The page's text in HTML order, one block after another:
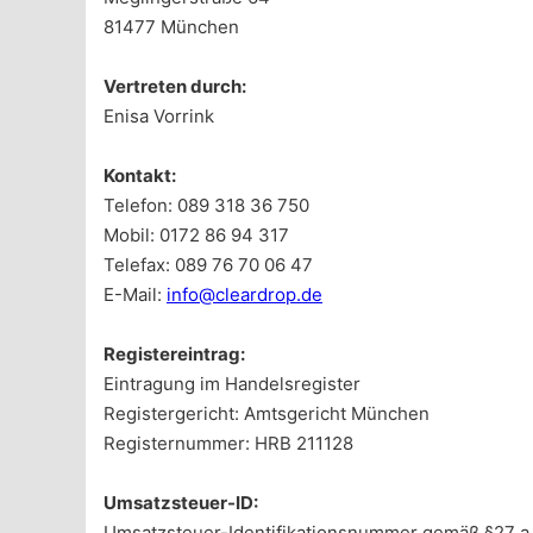
81477 München
Vertreten durch:
Enisa Vorrink
Kontakt:
Telefon: 089 318 36 750
Mobil: 0172 86 94 317
Telefax: 089 76 70 06 47
E-Mail: info@cleardrop.de
Registereintrag:
Eintragung im Handelsregister
Registergericht: Amtsgericht München
Registernummer: HRB 211128
Umsatzsteuer-ID: